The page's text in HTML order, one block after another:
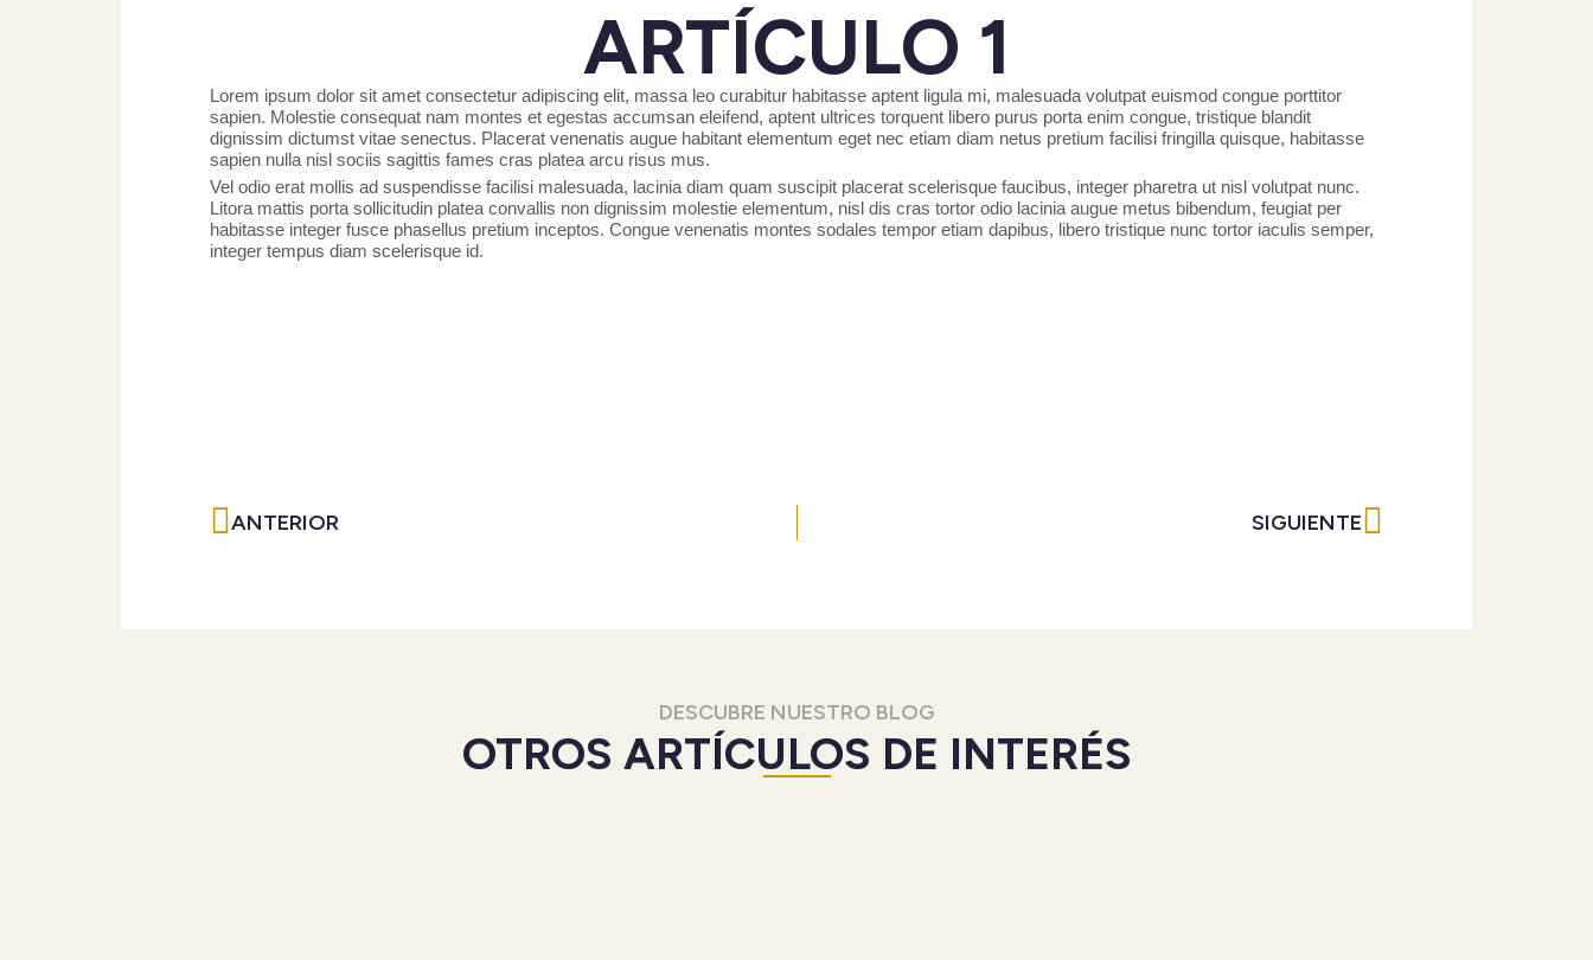
ARTÍCULO 1
Lorem ipsum dolor sit amet consectetur adipiscing elit, massa leo curabitur habitasse aptent ligula mi, malesuada volutpat euismod congue porttitor
sapien. Molestie consequat nam montes et egestas accumsan eleifend, aptent ultrices torquent libero purus porta enim congue, tristique blandit
dignissim dictumst vitae senectus. Placerat venenatis augue habitant elementum eget nec etiam diam netus pretium facilisi fringilla quisque, habitasse
sapien nulla nisl sociis sagittis fames cras platea arcu risus mus.
Vel odio erat mollis ad suspendisse facilisi malesuada, lacinia diam quam suscipit placerat scelerisque faucibus, integer pharetra ut nisl volutpat nunc.
Litora mattis porta sollicitudin platea convallis non dignissim molestie elementum, nisl dis cras tortor odio lacinia augue metus bibendum, feugiat per
habitasse integer fusce phasellus pretium inceptos. Congue venenatis montes sodales tempor etiam dapibus, libero tristique nunc tortor iaculis semper,
integer tempus diam scelerisque id.
Ant
ANTERIOR SIGUIENTESiguiente
DESCUBRE NUESTRO BLOG
OTROS ARTÍCULOS DE INTERÉS